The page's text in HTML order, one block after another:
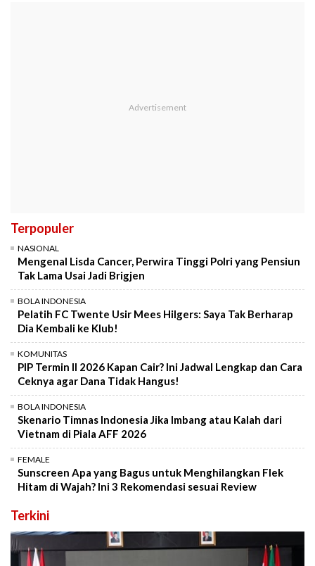
Terpopuler
NASIONAL
Mengenal Lisda Cancer, Perwira Tinggi Polri yang Pensiun
Tak Lama Usai Jadi Brigjen
BOLA INDONESIA
Pelatih FC Twente Usir Mees Hilgers: Saya Tak Berharap
Dia Kembali ke Klub!
KOMUNITAS
PIP Termin II 2026 Kapan Cair? Ini Jadwal Lengkap dan Cara
Ceknya agar Dana Tidak Hangus!
BOLA INDONESIA
Skenario Timnas Indonesia Jika Imbang atau Kalah dari
Vietnam di Piala AFF 2026
FEMALE
Sunscreen Apa yang Bagus untuk Menghilangkan Flek
Hitam di Wajah? Ini 3 Rekomendasi sesuai Review
Terkini